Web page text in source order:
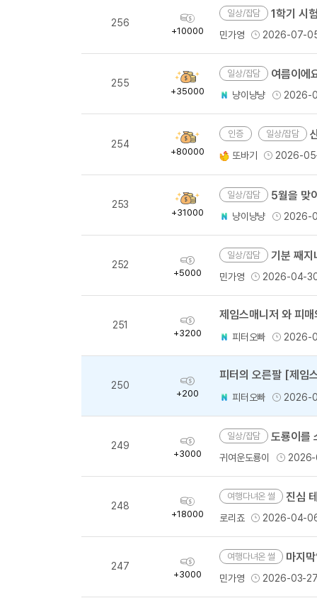
256
획
득
+10000
일상/잡담 1학기 시험
민가영 2026-07-
255
획
득
+35000
일상/잡담 여름이에
냥이냥냥 2026-
254
획
득
+80000
일상/잡담
또바기 2026-
253
획
득
+31000
일상/잡담 5월을 맞
냥이냥냥 2026-
252
획
득
+5000
일상/잡담 기분 째지
민가영 2026-04-
251
획
득
+3200 피터오빠 2026-
250
획
득
+200
피터의 오른팔 [제임
피터오빠 2026-
249
획
득
+3000
일상/잡담 도룡이를
귀여운도룡이
248
획
득
+18000
여행다녀온 썰 진심
로리죠 2026-04-
247
획
득
+3000
여행다녀온 썰 마지
민가영 2026-03-